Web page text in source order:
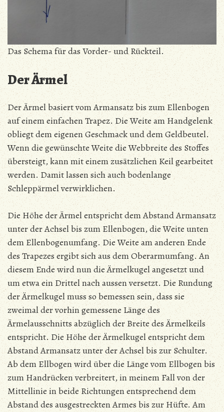
Das Schema für das Vorder- und Rückteil.
Der Ärmel
Der Ärmel basiert vom Armansatz bis zum Ellenbogen
auf einem einfachen Trapez. Die Weite am Handgelenk
obliegt dem eigenen Geschmack und dem Geldbeutel.
Wenn die gewünschte Weite die Webbreite des Stoffes
übersteigt, kann mit einem zusätzlichen Keil gearbeitet
werden. Damit lassen sich auch bodenlange
Schleppärmel verwirklichen.
Die Höhe der Ärmel entspricht dem Abstand Armansatz
unter der Achsel bis zum Ellenbogen, die Weite unten
dem Ellenbogenumfang. Die Weite am anderen Ende
des Trapezes ergibt sich aus dem Oberarmumfang. An
diesem Ende wird nun die Ärmelkugel angesetzt und
um etwa ein Drittel nach aussen versetzt. Die Rundung
der Ärmelkugel muss so bemessen sein, dass sie
zweimal der vorhin gemessene Länge des
Ärmelausschnitts abzüglich der Breite des Ärmelkeils
entspricht. Die Höhe der Ärmelkugel entspricht dem
Abstand Armansatz unter der Achsel bis zur Schulter.
Ab dem Ellbogen wird über die Länge vom Ellbogen bis
zum Handrücken verbreitert, in meinem Fall von der
Mittellinie in beide Richtungen entsprechend dem
Abstand des ausgestreckten Armes bis zur Hüfte. Am